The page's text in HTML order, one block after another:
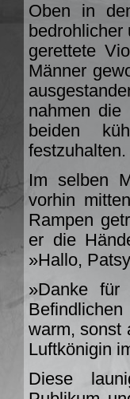
Oben in
bedrohlicher
gerettete
Männer
nahmen
beiden
festzuhalten.
Im selben
vorhin
Rampen
er die
»Hallo,
»Danke
warm, sonst
Luftkönigin
Diese